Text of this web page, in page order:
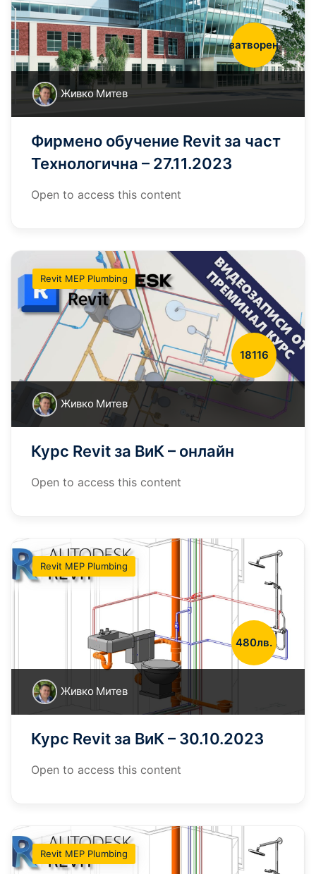
затворен
Живко Митев
Фирмено обучение Revit за част
Технологична – 27.11.2023
Open to access this content
Revit MEP Plumbing
18116
Живко Митев
Курс Revit за ВиК – онлайн
Open to access this content
Revit MEP Plumbing
480лв.
Живко Митев
Курс Revit за ВиК – 30.10.2023
Open to access this content
Revit MEP Plumbing